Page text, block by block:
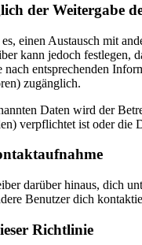
der Weitergabe
einen Austausch mit
kann jedoch festlegen,
nach entsprechenden
zugänglich.
Daten wird der
verpflichtet ist oder die
darüber hinaus, dich
Benutzer dich
Richtlinie